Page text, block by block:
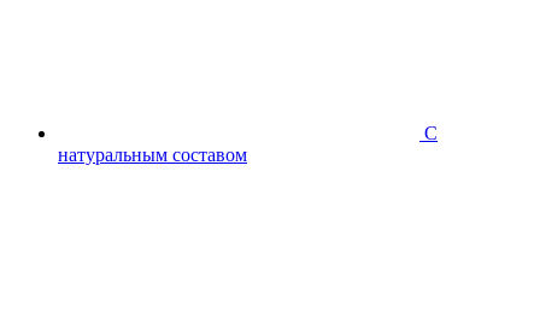
С
натуральным составом